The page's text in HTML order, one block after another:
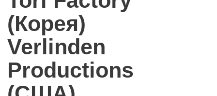
(Корея)
Verlinden
Productions